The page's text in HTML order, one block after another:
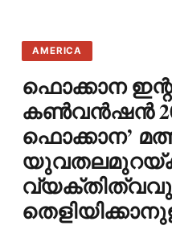
AMERICA
ഫൊക്കാന
കൺവൻഷൻ
ഫൊക്കാന’